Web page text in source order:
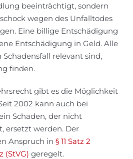
beeinträchtigt, sondern
wegen des Unfalltodes
Eine billige Entschädigung
Entschädigung in Geld. Alle
relevant sind,
finden.
gibt es die Möglichkeit
2002 kann auch bei
Schaden, der nicht
ersetzt werden. Der
Anspruch in§ 11 Satz 2
(StVG) geregelt.